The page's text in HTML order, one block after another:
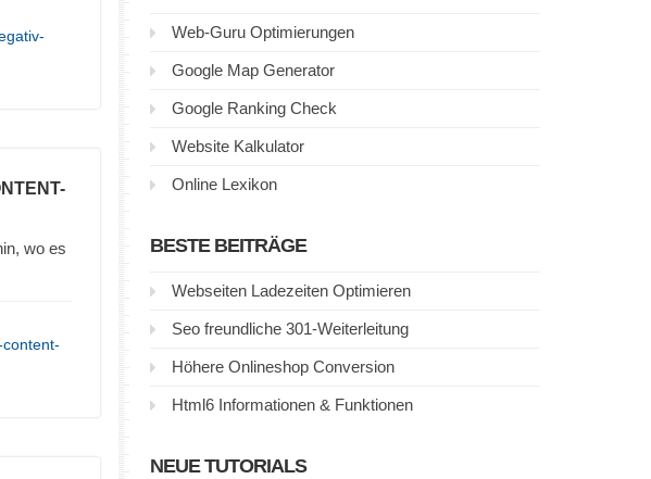
wo es
Web-Guru Optimierungen
Google Map Generator
Google Ranking Check
Website Kalkulator
Online Lexikon
BESTE BEITRÄGE
Webseiten Ladezeiten Optimieren
Seo freundliche 301-Weiterleitung
Höhere Onlineshop Conversion
Html6 Informationen & Funktionen
NEUE TUTORIALS